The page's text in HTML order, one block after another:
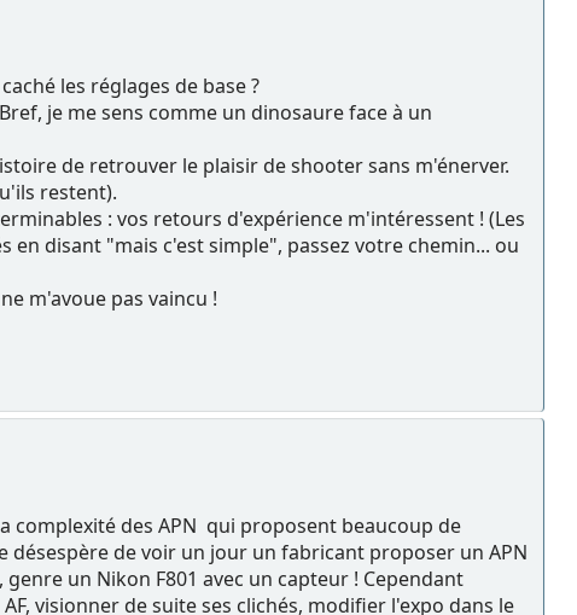
les réglages de base ?
je me sens comme un dinosaure face à un
de retrouver le plaisir de shooter sans m'énerver.
restent).
: vos retours d'expérience m'intéressent ! (Les
disant "mais c'est simple", passez votre chemin... ou
m'avoue pas vaincu !
complexité des APN qui proposent beaucoup de
de voir un jour un fabricant proposer un APN
un Nikon F801 avec un capteur ! Cependant
visionner de suite ses clichés, modifier l'expo dans le